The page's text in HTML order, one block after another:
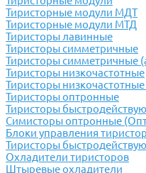
Тиристорные модули МДТ
Тиристорные модули МТД
Тиристоры лавинные
Тиристоры симметричные
Тиристоры симметричные
Тиристоры низкочастотные
Тиристоры
Тиристоры оптронные
Тиристоры
Симисторы оптронные
Блоки управления
Тиристоры
Охладители тиристоров
Штыревые охладители